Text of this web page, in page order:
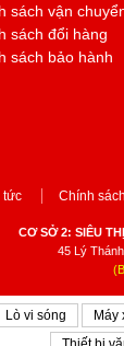
sách vận
sách đổi hàng
sách bảo hành
tức Chính
CƠ SỞ 2: SIÊU
45 Lý
Lò vi sóng Máy